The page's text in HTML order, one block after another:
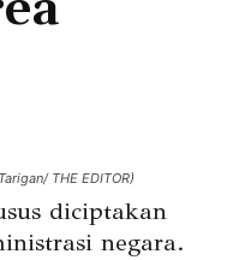
THE EDITOR)
diciptakan
negara.